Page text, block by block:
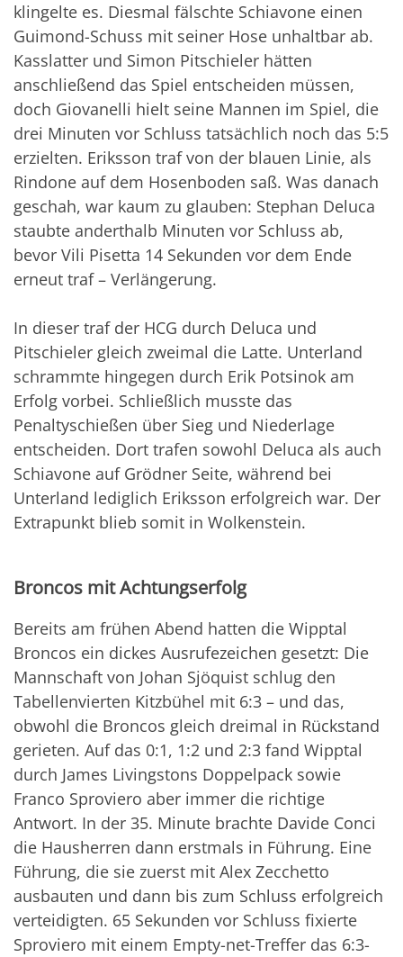
klingelte es. Diesmal fälschte Schiavone einen
Guimond-Schuss mit seiner Hose unhaltbar ab.
Kasslatter und Simon Pitschieler hätten
anschließend das Spiel entscheiden müssen,
doch Giovanelli hielt seine Mannen im Spiel, die
drei Minuten vor Schluss tatsächlich noch das 5:5
erzielten. Eriksson traf von der blauen Linie, als
Rindone auf dem Hosenboden saß. Was danach
geschah, war kaum zu glauben: Stephan Deluca
staubte anderthalb Minuten vor Schluss ab,
bevor Vili Pisetta 14 Sekunden vor dem Ende
erneut traf – Verlängerung.
In dieser traf der HCG durch Deluca und
Pitschieler gleich zweimal die Latte. Unterland
schrammte hingegen durch Erik Potsinok am
Erfolg vorbei. Schließlich musste das
Penaltyschießen über Sieg und Niederlage
entscheiden. Dort trafen sowohl Deluca als auch
Schiavone auf Grödner Seite, während bei
Unterland lediglich Eriksson erfolgreich war. Der
Extrapunkt blieb somit in Wolkenstein.
Broncos mit Achtungserfolg
Bereits am frühen Abend hatten die Wipptal
Broncos ein dickes Ausrufezeichen gesetzt: Die
Mannschaft von Johan Sjöquist schlug den
Tabellenvierten Kitzbühel mit 6:3 – und das,
obwohl die Broncos gleich dreimal in Rückstand
gerieten. Auf das 0:1, 1:2 und 2:3 fand Wipptal
durch James Livingstons Doppelpack sowie
Franco Sproviero aber immer die richtige
Antwort. In der 35. Minute brachte Davide Conci
die Hausherren dann erstmals in Führung. Eine
Führung, die sie zuerst mit Alex Zecchetto
ausbauten und dann bis zum Schluss erfolgreich
verteidigten. 65 Sekunden vor Schluss fixierte
Sproviero mit einem Empty-net-Treffer das 6:3-